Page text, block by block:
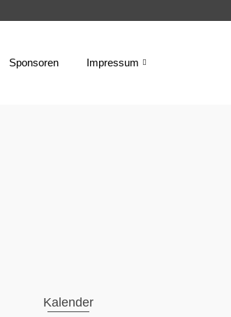
Sponsoren Impressum
Kalender